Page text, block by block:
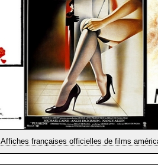
Affiches françaises officielles de films